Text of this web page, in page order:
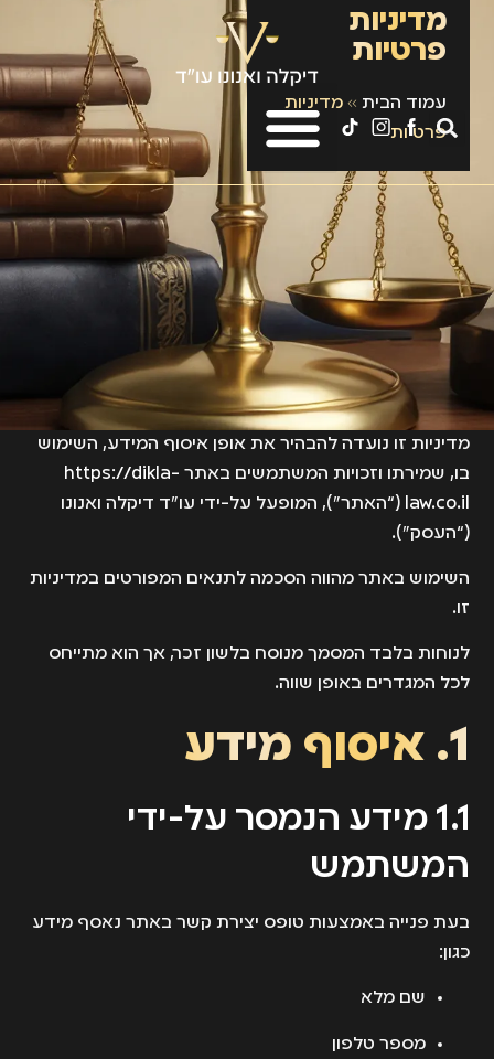
מדיניות
פרטיות
עמוד הבית» מדיניות
פרטיות
מדיניות זו נועדה להבהיר את אופן איסוף המידע, השימוש
בו, שמירתו וזכויות המשתמשים באתר https://dikla-
law.co.il (“האתר”), המופעל על-ידי עו"ד דיקלה ואנונו
(“העסק”).
השימוש באתר מהווה הסכמה לתנאים המפורטים במדיניות
זו.
לנוחות בלבד המסמך מנוסח בלשון זכר, אך הוא מתייחס
לכל המגדרים באופן שווה.
1. איסוף מידע
1.1 מידע הנמסר על-ידי
המשתמש
בעת פנייה באמצעות טופס יצירת קשר באתר נאסף מידע
כגון:
שם מלא
מספר טלפון